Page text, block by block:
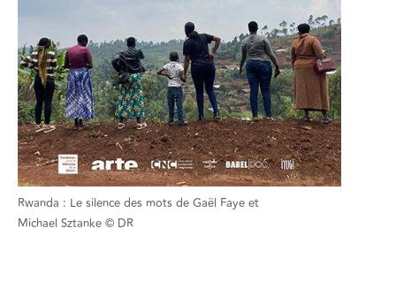
Rwanda : Le silence des mots de Gaël Faye et
Michael Sztanke © DR